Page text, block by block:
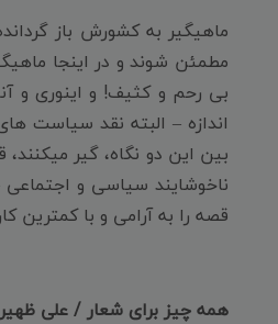
ماهیگیر به کشورش باز
مطمئن شوند و در اینجا
بی رحم و کثیف! و اینوری و
اندازه – البته نقد سیاست
بین این دو نگاه، گیر
ناخوشایند سیاسی و اجتماعی
قصه را به آرامی و با
همه چیز برای شعار / علی